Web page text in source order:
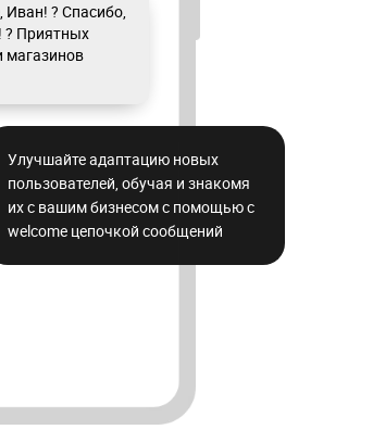
Иван! ? Спасибо,
? Приятных
магазинов
Улучшайте адаптацию новых
пользователей, обучая и знакомя
их с вашим бизнесом с помощью с
welcome цепочкой сообщений